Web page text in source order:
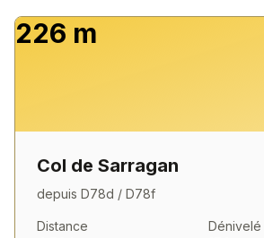
226 m
Col de Sarragan
depuis D78d / D78f
Distance
Dénivelé